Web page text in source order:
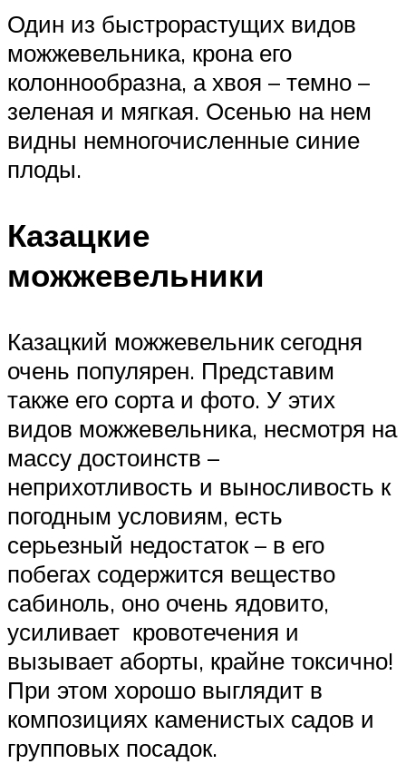
Один из быстрорастущих видов
можжевельника, крона его
колоннообразна, а хвоя – темно –
зеленая и мягкая. Осенью на нем
видны немногочисленные синие
плоды.
Казацкие
можжевельники
Казацкий можжевельник сегодня
очень популярен. Представим
также его сорта и фото. У этих
видов можжевельника, несмотря на
массу достоинств –
неприхотливость и выносливость к
погодным условиям, есть
серьезный недостаток – в его
побегах содержится вещество
сабиноль, оно очень ядовито,
усиливает кровотечения и
вызывает аборты, крайне токсично!
При этом хорошо выглядит в
композициях каменистых садов и
групповых посадок.